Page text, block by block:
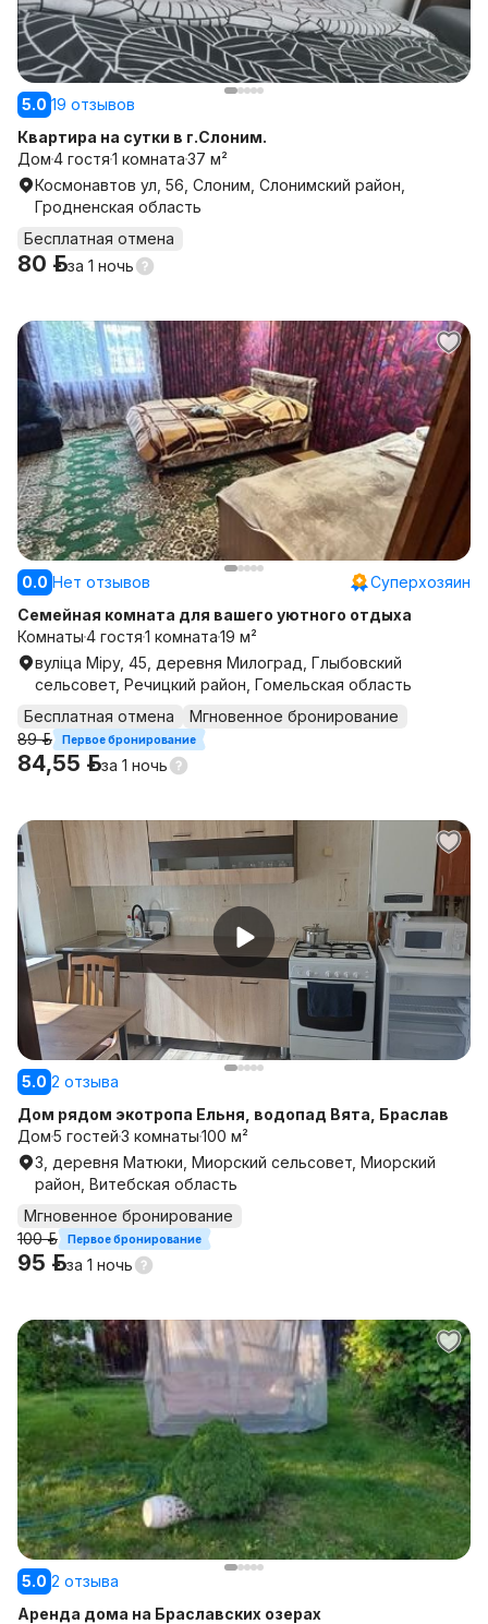
5.0 19 отзывов
Квартира на сутки в г.Слоним.
Дом4 гостя1 комната37 м²
Космонавтов ул, 56, Слоним, Слонимский район,
Гродненская область
Бесплатная отмена
80 р.за 1 ночь
0.0 Нет отзывов
Суперхозяин
Семейная комната для вашего уютного отдыха
Комнаты4 гостя1 комната19 м²
вуліца Міру, 45, деревня Милоград, Глыбовский
сельсовет, Речицкий район, Гомельская область
Бесплатная отмена
Мгновенное бронирование
89 р.
Первое бронирование
84,55 р.за 1 ночь
5.0 2 отзыва
Дом рядом экотропа Ельня, водопад Вята, Браслав
Дом5 гостей3 комнаты100 м²
3, деревня Матюки, Миорский сельсовет, Миорский
район, Витебская область
Мгновенное бронирование
100 р.
Первое бронирование
95 р.за 1 ночь
5.0 2 отзыва
Аренда дома на Браславских озерах